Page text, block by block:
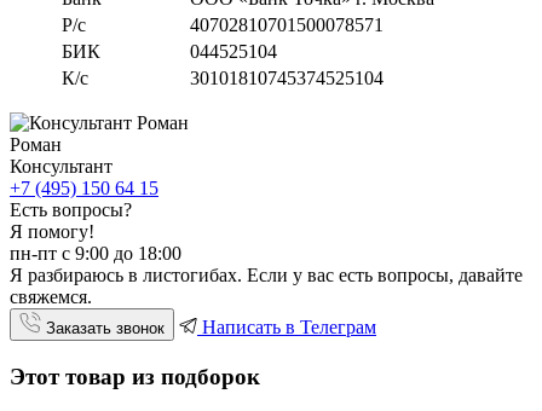
Р/с
40702810701500078571
БИК
044525104
К/с
30101810745374525104
Роман
Консультант
+7 (495) 150 64 15
Есть вопросы?
Я помогу!
пн-пт с 9:00 до 18:00
Я разбираюсь в листогибах. Если у вас есть вопросы, давайте
свяжемся.
Заказать звонок Написать в Телеграм
Этот товар из подборок